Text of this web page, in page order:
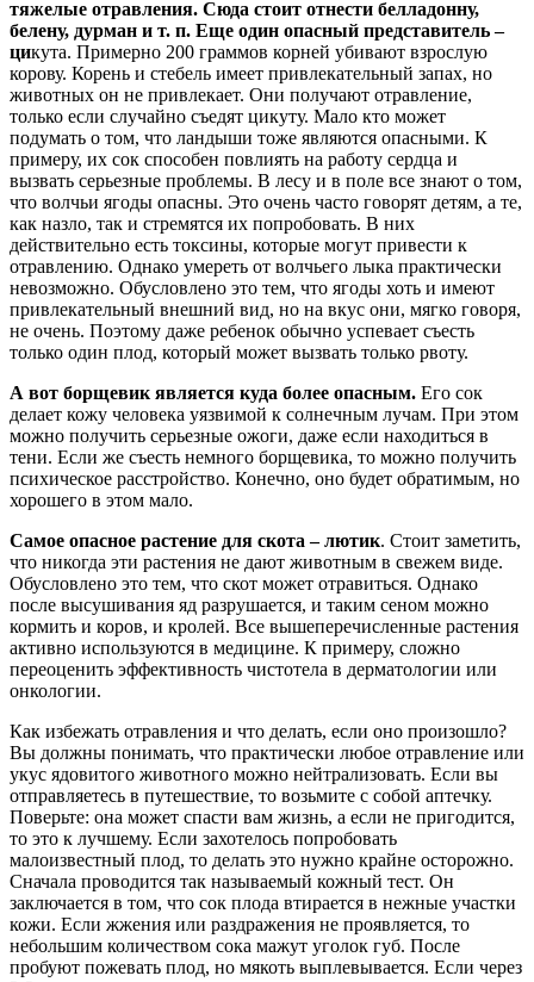
тяжелые отравления. Сюда стоит отнести белладонну,
белену, дурман и т. п. Еще один опасный представитель –
цикута. Примерно 200 граммов корней убивают взрослую
корову. Корень и стебель имеет привлекательный запах, но
животных он не привлекает. Они получают отравление,
только если случайно съедят цикуту. Мало кто может
подумать о том, что ландыши тоже являются опасными. К
примеру, их сок способен повлиять на работу сердца и
вызвать серьезные проблемы. В лесу и в поле все знают о том,
что волчьи ягоды опасны. Это очень часто говорят детям, а те,
как назло, так и стремятся их попробовать. В них
действительно есть токсины, которые могут привести к
отравлению. Однако умереть от волчьего лыка практически
невозможно. Обусловлено это тем, что ягоды хоть и имеют
привлекательный внешний вид, но на вкус они, мягко говоря,
не очень. Поэтому даже ребенок обычно успевает съесть
только один плод, который может вызвать только рвоту.
А вот борщевик является куда более опасным. Его сок
делает кожу человека уязвимой к солнечным лучам. При этом
можно получить серьезные ожоги, даже если находиться в
тени. Если же съесть немного борщевика, то можно получить
психическое расстройство. Конечно, оно будет обратимым, но
хорошего в этом мало.
Самое опасное растение для скота – лютик. Стоит заметить,
что никогда эти растения не дают животным в свежем виде.
Обусловлено это тем, что скот может отравиться. Однако
после высушивания яд разрушается, и таким сеном можно
кормить и коров, и кролей. Все вышеперечисленные растения
активно используются в медицине. К примеру, сложно
переоценить эффективность чистотела в дерматологии или
онкологии.
Как избежать отравления и что делать, если оно произошло?
Вы должны понимать, что практически любое отравление или
укус ядовитого животного можно нейтрализовать. Если вы
отправляетесь в путешествие, то возьмите с собой аптечку.
Поверьте: она может спасти вам жизнь, а если не пригодится,
то это к лучшему. Если захотелось попробовать
малоизвестный плод, то делать это нужно крайне осторожно.
Сначала проводится так называемый кожный тест. Он
заключается в том, что сок плода втирается в нежные участки
кожи. Если жжения или раздражения не проявляется, то
небольшим количеством сока мажут уголок губ. После
пробуют пожевать плод, но мякоть выплевывается. Если через